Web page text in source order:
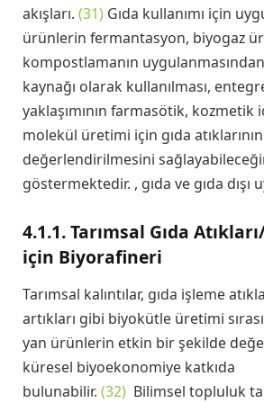
akışları. (31) Gıda kullanımı için
ürünlerin fermantasyon, biyogaz
kompostlamanın
kaynağı olarak kullanılması,
yaklaşımının farmasötik, kozmetik
molekül üretimi için gıda atıklarının
değerlendirilmesini
göstermektedir. , gıda ve gıda dışı
4.1.1. Tarımsal Gıda
için Biyorafineri
Tarımsal kalıntılar, gıda işleme
artıkları gibi biyokütle üretimi
yan ürünlerin etkin bir şekilde
küresel biyoekonomiye katkıda
bulunabilir. (32) Bilimsel topluluk